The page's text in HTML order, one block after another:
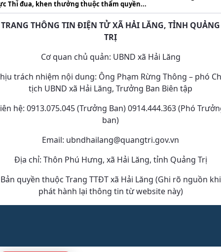
Thi đua, khen thưởng thuộc thẩm quyền...
TRANG THÔNG TIN ĐIỆN TỬ XÃ HẢI LĂNG, TỈNH QUẢNG
TRỊ
Cơ quan chủ quản: UBND xã Hải Lăng
trách nhiệm nội dung: Ông Phạm Rừng Thông – phó
tịch UBND xã Hải Lăng, Trưởng Ban Biên tập
hệ: 0913.075.045 (Trưởng Ban) 0914.444.363 (Phó
ban)
Email: ubndhailang@quangtri.gov.vn
Địa chỉ: Thôn Phú Hưng, xã Hải Lăng, tỉnh Quảng Trị
Bản quyền thuộc Trang TTĐT xã Hải Lăng (Ghi rõ nguồn khi
phát hành lại thông tin từ website này)